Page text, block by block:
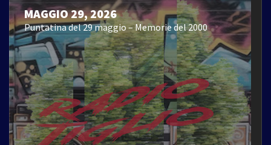
MAGGIO 29, 2026
Puntatina del 29 maggio – Memorie del 2000